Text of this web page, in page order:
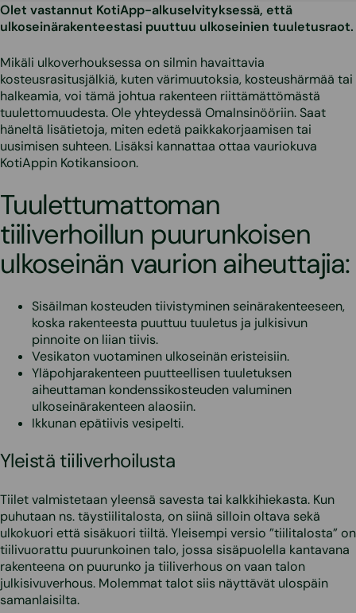
Olet vastannut KotiApp-alkuselvityksessä, että
ulkoseinärakenteestasi puuttuu ulkoseinien tuuletusraot.
Mikäli ulkoverhouksessa on silmin havaittavia
kosteusrasitusjälkiä, kuten värimuutoksia, kosteushärmää tai
halkeamia, voi tämä johtua rakenteen riittämättömästä
tuulettomuudesta. Ole yhteydessä OmaInsinööriin. Saat
häneltä lisätietoja, miten edetä paikkakorjaamisen tai
uusimisen suhteen. Lisäksi kannattaa ottaa vauriokuva
KotiAppin Kotikansioon.
Tuulettumattoman
tiiliverhoillun puurunkoisen
ulkoseinän vaurion aiheuttajia:
Sisäilman kosteuden tiivistyminen seinärakenteeseen,
koska rakenteesta puuttuu tuuletus ja julkisivun
pinnoite on liian tiivis.
Vesikaton vuotaminen ulkoseinän eristeisiin.
Yläpohjarakenteen puutteellisen tuuletuksen
aiheuttaman kondenssikosteuden valuminen
ulkoseinärakenteen alaosiin.
Ikkunan epätiivis vesipelti.
Yleistä tiiliverhoilusta
Tiilet valmistetaan yleensä savesta tai kalkkihiekasta. Kun
puhutaan ns. täystiilitalosta, on siinä silloin oltava sekä
ulkokuori että sisäkuori tiiltä. Yleisempi versio ”tiilitalosta” on
tiilivuorattu puurunkoinen talo, jossa sisäpuolella kantavana
rakenteena on puurunko ja tiiliverhous on vaan talon
julkisivuverhous. Molemmat talot siis näyttävät ulospäin
samanlaisilta.